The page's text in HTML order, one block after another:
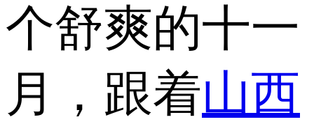
个舒爽的十一
月，跟着山西